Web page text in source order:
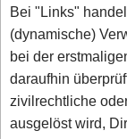
Bei "Links"
(dynamische)
bei der
daraufhin
zivilrechtliche
ausgelöst wird,